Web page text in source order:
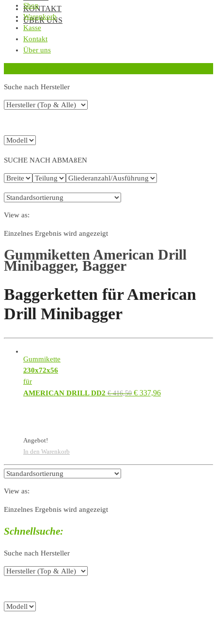
KONTAKT
ÜBER UNS
Shop
Warenkorb
Kasse
Kontakt
Über uns
Suche nach Hersteller
SUCHE NACH ABMAßEN
View as:
Einzelnes Ergebnis wird angezeigt
Gummiketten American Drill
Minibagger, Bagger
Baggerketten für American
Drill Minibagger
Gummikette
230x72x56
für
AMERICAN DRILL DD2 €416,50 € 337,96
Angebot!
In den Warenkorb
View as:
Einzelnes Ergebnis wird angezeigt
Schnellsuche:
Suche nach Hersteller